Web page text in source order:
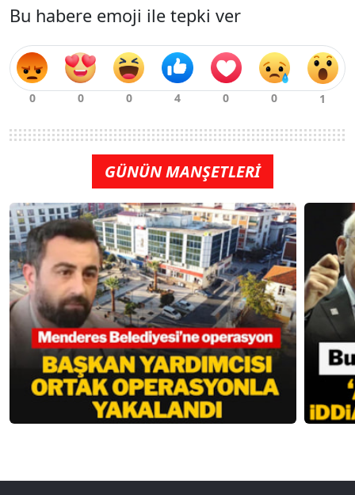
Bu habere emoji ile tepki ver
GÜNÜN MANŞETLERİ